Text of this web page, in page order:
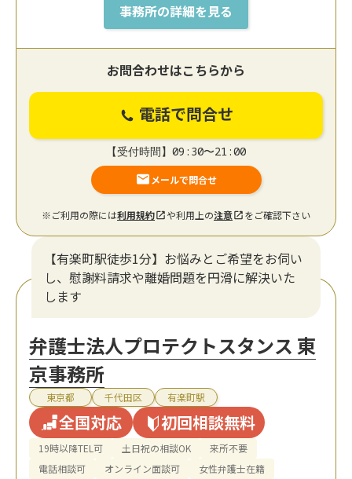
事務所の詳細を見る
お問合わせはこちらから
電話で問合せ
【受付時間】09:30〜21:00
メールで問合せ
※ご利用の際には利用規約 や利用上の注意 をご確認下さい
【有楽町駅徒歩1分】お悩みとご希望をお伺い
し、慰謝料請求や離婚問題を円滑に解決いた
します
弁護士法人プロテクトスタンス 東
京事務所
東京都 千代田区 有楽町駅
全国対応 初回相談無料
19時以降TEL可 土日祝の相談OK
来所不要
電話相談可
オンライン面談可 女性弁護士在籍